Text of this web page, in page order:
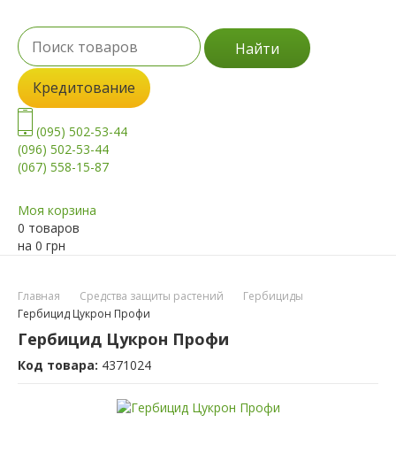
Найти
Кредитование
(095) 502-53-44
(096) 502-53-44
(067) 558-15-87
Моя корзина
0 товаров
на 0 грн
Главная Средства защиты растений
Гербициды
Гербицид Цукрон Профи
Гербицид Цукрон Профи
Код товара: 4371024